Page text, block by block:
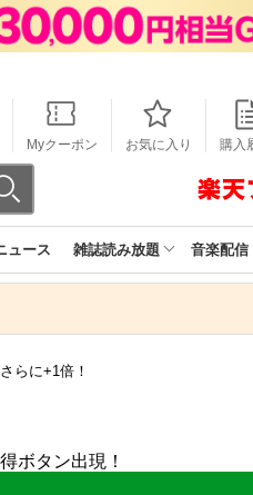
Myクーポン お気に入り 購入
ュース 雑誌読み放題 音楽配信
らに+1倍！
ボタン出現！